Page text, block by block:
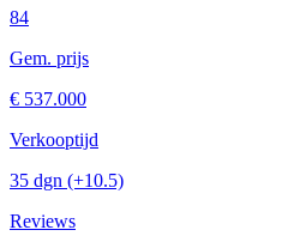
84
Gem. prijs
€ 537.000
Verkooptijd
35 dgn (+10.5)
Reviews